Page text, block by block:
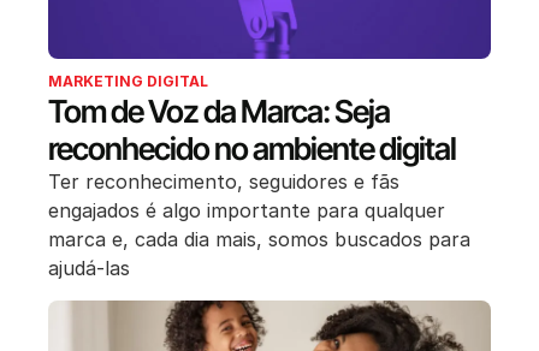
MARKETING DIGITAL
Tom de Voz da Marca: Seja
reconhecido no ambiente digital
Ter reconhecimento, seguidores e fãs
engajados é algo importante para qualquer
marca e, cada dia mais, somos buscados para
ajudá-las